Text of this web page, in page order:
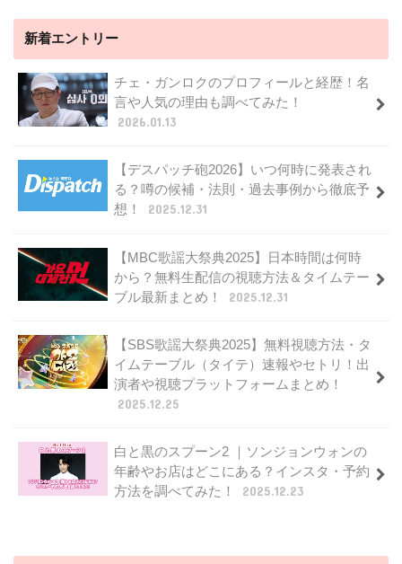
新着エントリー
チェ・ガンロクのプロフィールと経歴！名
言や人気の理由も調べてみた！
2026.01.13
【デスパッチ砲2026】いつ何時に発表され
る？噂の候補・法則・過去事例から徹底予
想！
2025.12.31
【MBC歌謡大祭典2025】日本時間は何時
から？無料生配信の視聴方法＆タイムテー
ブル最新まとめ！
2025.12.31
【SBS歌謡大祭典2025】無料視聴方法・タ
イムテーブル（タイテ）速報やセトリ！出
演者や視聴プラットフォームまとめ！
2025.12.25
白と黒のスプーン2 ｜ソンジョンウォンの
年齢やお店はどこにある？インスタ・予約
方法を調べてみた！
2025.12.23